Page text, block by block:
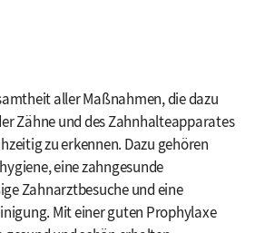
aller Maßnahmen, die dazu
Zähne und des Zahnhalteapparates
zu erkennen. Dazu gehören
eine zahngesunde
Zahnarztbesuche und eine
Mit einer guten Prophylaxe